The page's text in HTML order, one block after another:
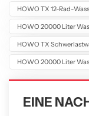
HOWO TX 12-Rad-
HOWO 20000 Liter
HOWO TX
HOWO 20000 Liter
EINE